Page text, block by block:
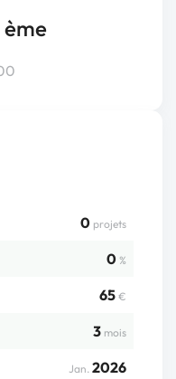
ème
0 projets
0 %
65 €
3 mois
Jan. 2026